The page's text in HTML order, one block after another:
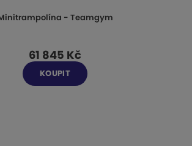
- Teamgym
61 845 Kč
KOUPIT